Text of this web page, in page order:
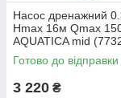
Насос дренажний
Hmax 16м Qmax
AQUATICA mid
Готово до відправки
3 220 ₴